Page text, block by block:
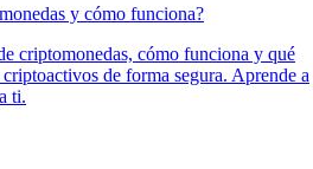
y cómo funciona?
criptomonedas, cómo funciona y qué
de forma segura. Aprende a
ti.